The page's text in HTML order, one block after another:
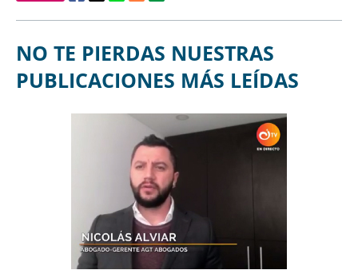
NO TE PIERDAS NUESTRAS
PUBLICACIONES MÁS LEÍDAS